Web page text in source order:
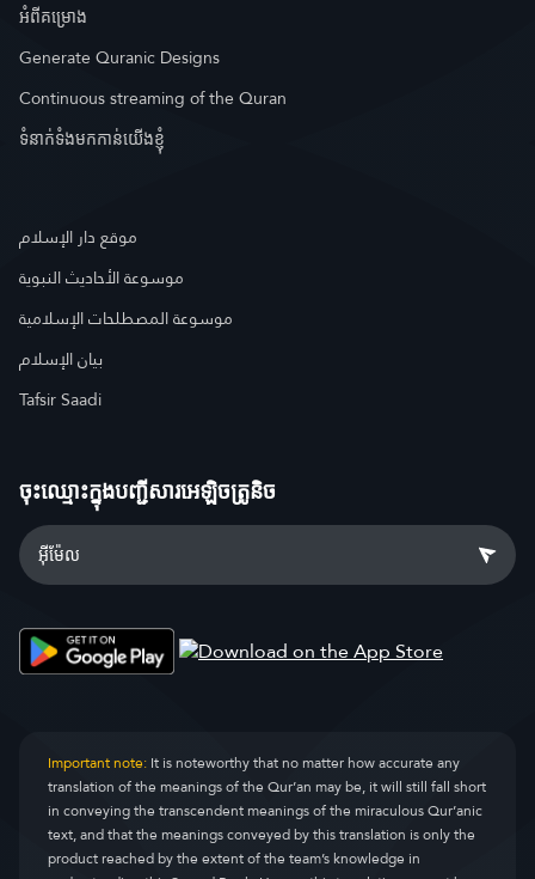
អំពី​គម្រោង
Generate Quranic Designs
Continuous streaming of the Quran
ទំនាក់ទំងមកកាន់យើងខ្ញុំ
موقع دار الإسلام
موسوعة الأحاديث النبوية
موسوعة المصطلحات الإسلامية
بيان الإسلام
Tafsir Saadi
ចុះឈ្មោះ​ក្នុងបញ្ជីសារអេឡិចត្រូនិច
Important note:It is noteworthy that no matter how accurate any
translation of the meanings of the Qur’an may be, it will still fall short
in conveying the transcendent meanings of the miraculous Qur’anic
text, and that the meanings conveyed by this translation is only the
product reached by the extent of the team’s knowledge in